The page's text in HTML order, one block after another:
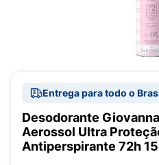
Entrega para todo o
Desodorante
Aerossol Ultra
Antiperspirante 72h